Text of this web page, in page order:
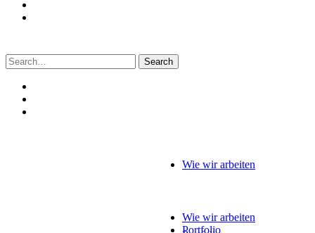
Search
for:
Wie wir arbeiten
Wie wir arbeiten
Portfolio